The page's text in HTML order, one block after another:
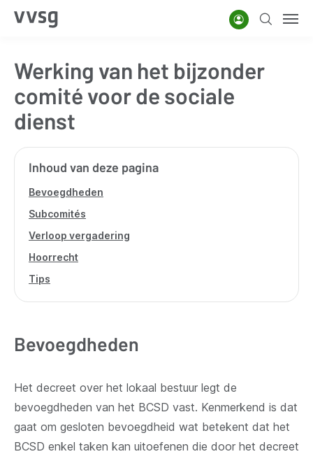
Overslaan
gaan
AccountZoeken
Werking van het bijzonder
comité voor de sociale
dienst
Inhoud van deze pagina
Bevoegdheden
Subcomités
Verloop vergadering
Hoorrecht
Tips
Bevoegdheden
Het decreet over het lokaal bestuur legt de
bevoegdheden van het BCSD vast. Kenmerkend is dat
gaat om gesloten bevoegdheid wat betekent dat het
BCSD enkel taken kan uitoefenen die door het decreet